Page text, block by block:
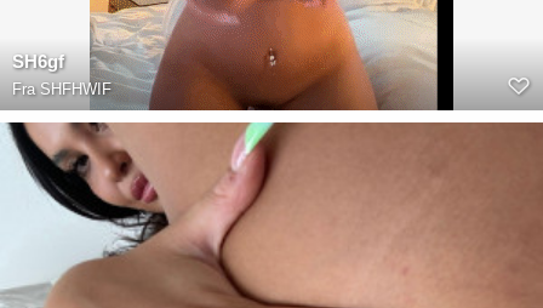
SH6gf
Fra SHFHWIF